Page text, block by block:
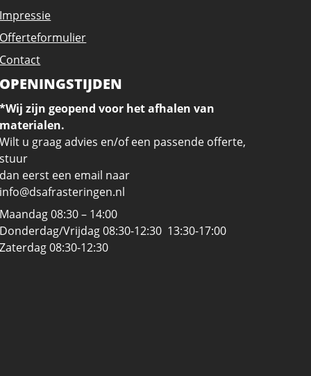
Impressie
Offerteformulier
Contact
OPENINGSTIJDEN
*Wij zijn geopend voor het afhalen van
materialen.
Wilt u graag advies en/of een passende offerte,
stuur
dan eerst een email naar
info@dsafrasteringen.nl
Maandag 08:30 – 14:00
Donderdag/Vrijdag 08:30-12:30 13:30-17:00
Zaterdag 08:30-12:30